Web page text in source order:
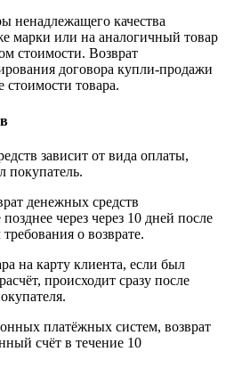
ненадлежащего качества
марки или на аналогичный товар
стоимости. Возврат
договора купли-продажи
стоимости товара.
зависит от вида оплаты,
покупатель.
денежных средств
через через 10 дней после
о возврате.
на карту клиента, если был
происходит сразу после
платёжных систем, возврат
счёт в течение 10